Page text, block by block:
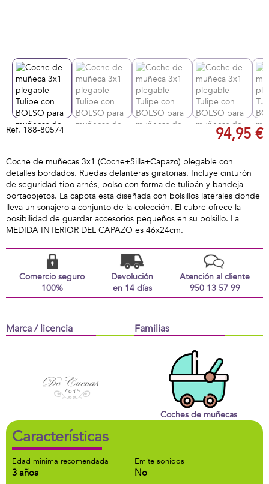
Ref. 188-80574 94,95 €
Coche de muñecas 3x1 (Coche+Silla+Capazo) plegable con
detalles bordados. Ruedas delanteras giratorias. Incluye cinturón
de seguridad tipo arnés, bolso con forma de tulipán y bandeja
portaobjetos. La capota esta diseñada con bolsillos laterales donde
lleva un sonajero a conjunto de la colección. El cubre ofrece la
posibilidad de guardar accesorios pequeños en su bolsillo. La
MEDIDA INTERIOR DEL CAPAZO es 46x24cm.
Comercio seguro
100%
Devolución
en 14 días
Atención al cliente
950 13 57 99
Marca / licencia Familias
Coches de muñecas
Características
Edad minima recomendada
3 años
Emite sonidos
No